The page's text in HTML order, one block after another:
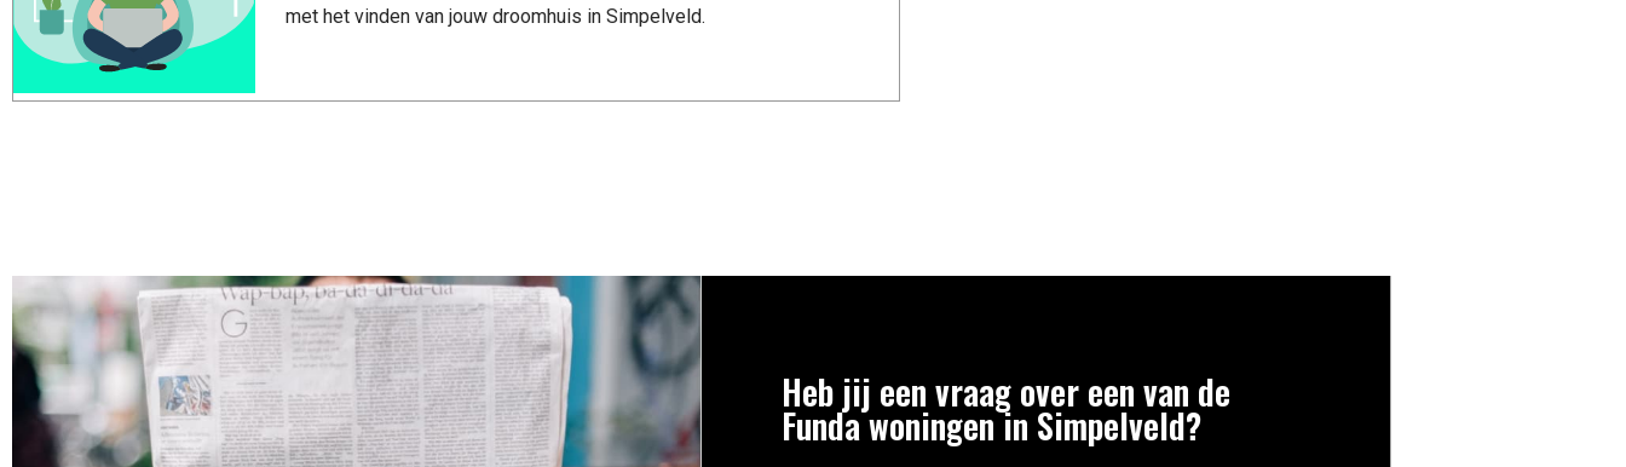
met het vinden van jouw droomhuis in Simpelveld.
Heb jij een vraag over een van de
Funda woningen in Simpelveld?